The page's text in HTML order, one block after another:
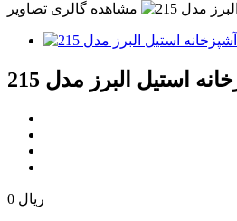
مشاهده گالری تصاویر
استیل البرز مدل 215
0 ریال